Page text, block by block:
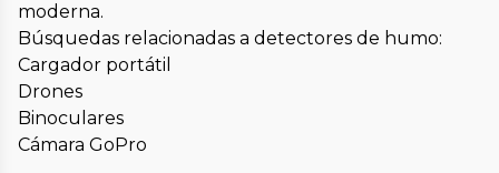
moderna.
Búsquedas relacionadas a detectores de humo:
Cargador portátil
Drones
Binoculares
Cámara GoPro